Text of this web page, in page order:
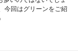
今回はグリーンをご紹